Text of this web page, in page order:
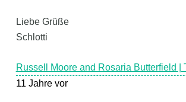
Liebe Grüße
Schlotti
Russell Moore and Rosaria Butterfield |
11 Jahre vor